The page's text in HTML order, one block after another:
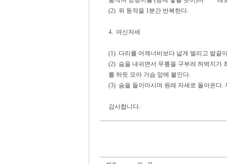
(2) 위 동작을 1분간 반복한다.
4. 여신자세
(1) 다리를 어깨너비보다 넓게 벌리고 발끝
(2) 숨을 내쉬면서 무릎을 구부려 허벅지
를 하듯 모아 가슴 앞에 붙인다.
(3) 숨을 들이마시며 원래 자세로 돌아온
감사합니다.